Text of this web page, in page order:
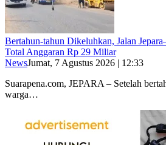
Bertahun-tahun Dikeluhkan, Jalan
Total Anggaran Rp 29 Miliar
NewsJumat, 7 Agustus 2026 | 12:33
Suarapena.com, JEPARA – Setelah
warga…